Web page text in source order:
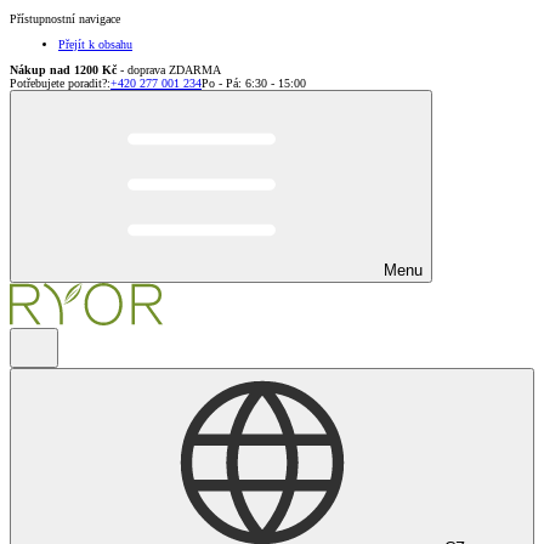
Přístupnostní navigace
Přejít k obsahu
Nákup nad 1200 Kč - doprava ZDARMA
Potřebujete poradit?:+420 277 001 234Po - Pá: 6:30 - 15:00
Menu